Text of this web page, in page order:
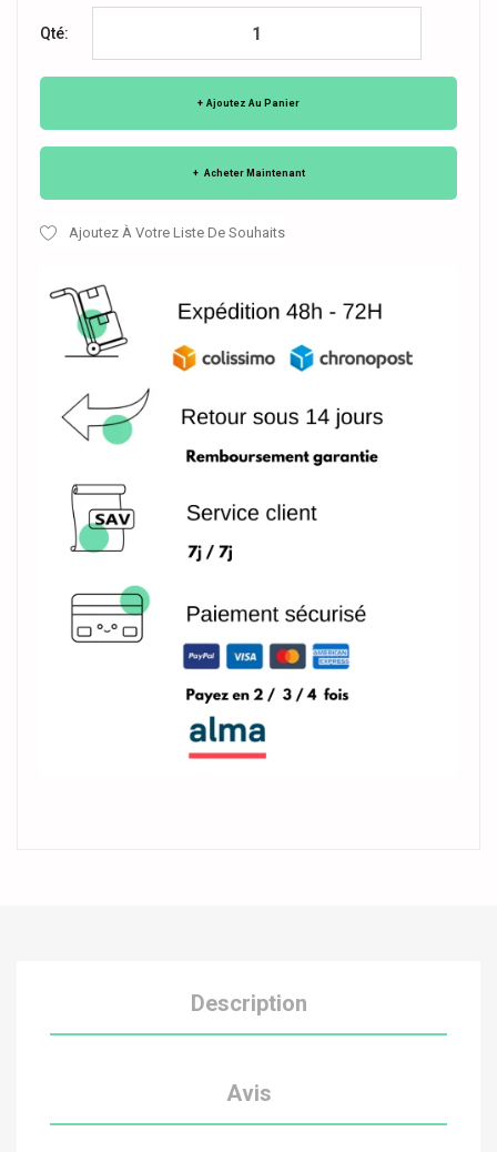
Qté:
Ajoutez Au Panier
Acheter Maintenant
Ajoutez À Votre Liste De Souhaits
Description
Avis